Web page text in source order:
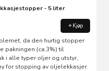
- 5 liter
Kjøp
da den hurtig stopper
pakningen (ca.3%) til
i alle typer oljer og utstyr,
for stopping av oljelekkasjer.